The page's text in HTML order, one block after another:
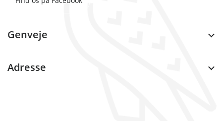
Genveje
Adresse